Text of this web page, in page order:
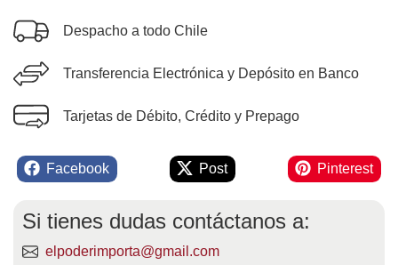
Despacho a todo Chile
Transferencia Electrónica y Depósito en Banco
Tarjetas de Débito, Crédito y Prepago
Facebook Post Pinterest
Si tienes dudas contáctanos a:
elpoderimporta@gmail.com